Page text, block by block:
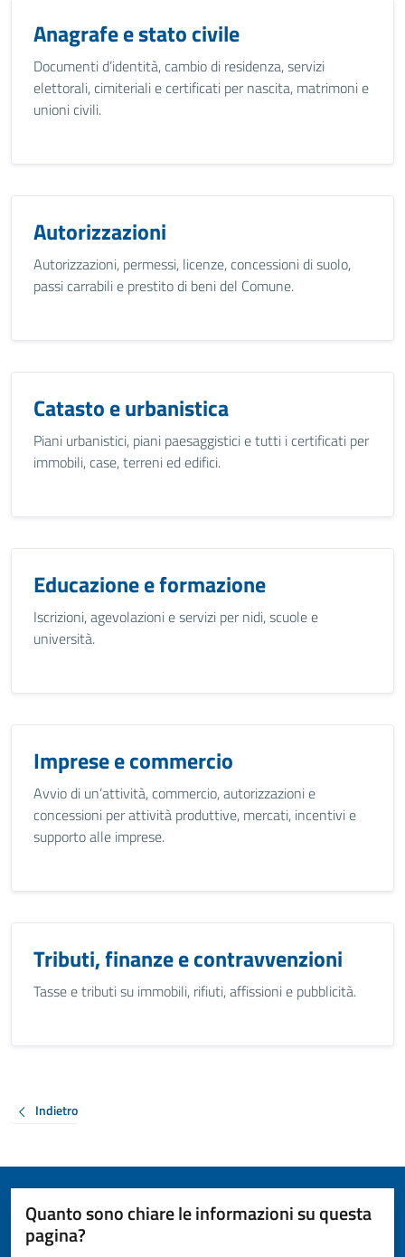
Anagrafe e stato civile
Documenti d’identità, cambio di residenza, servizi
elettorali, cimiteriali e certificati per nascita, matrimoni e
unioni civili.
Autorizzazioni
Autorizzazioni, permessi, licenze, concessioni di suolo,
passi carrabili e prestito di beni del Comune.
Catasto e urbanistica
Piani urbanistici, piani paesaggistici e tutti i certificati per
immobili, case, terreni ed edifici.
Educazione e formazione
Iscrizioni, agevolazioni e servizi per nidi, scuole e
università.
Imprese e commercio
Avvio di un’attività, commercio, autorizzazioni e
concessioni per attività produttive, mercati, incentivi e
supporto alle imprese.
Tributi, finanze e contravvenzioni
Tasse e tributi su immobili, rifiuti, affissioni e pubblicità.
Indietro
Quanto sono chiare le informazioni su questa
pagina?